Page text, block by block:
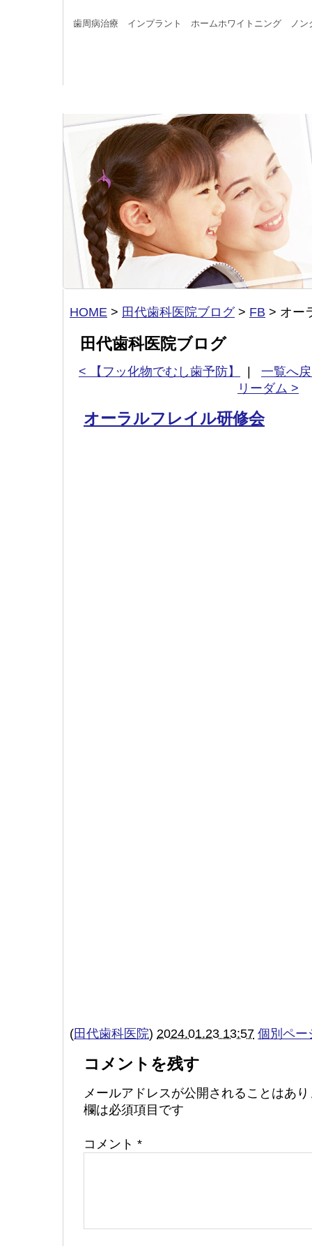
歯周病治療 インプラント ホームホワイトニング ノ
HOME > 田代歯科医院ブログ> FB > オー
田代歯科医院ブログ
< 【フッ化物でむし歯予防】 | 一覧へ
リーダム >
オーラルフレイル研修会
(田代歯科医院) 2024.01.23 13:57 個別ペー
コメントを残す
メールアドレスが公開されることはあ
欄は必須項目です
コメント *